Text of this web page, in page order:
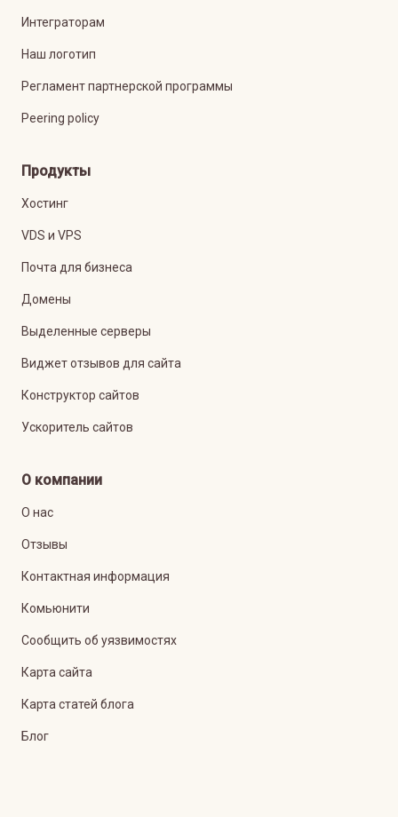
Интеграторам
Наш логотип
Регламент партнерской программы
Peering policy
Продукты
Хостинг
VDS и VPS
Почта для бизнеса
Домены
Выделенные серверы
Виджет отзывов для сайта
Конструктор сайтов
Ускоритель сайтов
О компании
О нас
Отзывы
Контактная информация
Комьюнити
Сообщить об уязвимостях
Карта сайта
Карта статей блога
Блог